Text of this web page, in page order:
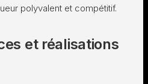
polyvalent et compétitif.
et réalisations